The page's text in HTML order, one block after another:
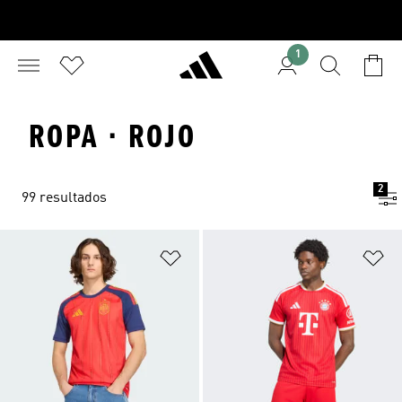
1
ROPA · ROJO
99 resultados
2
Añadir a la lista de deseos